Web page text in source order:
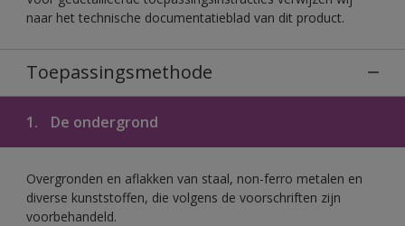
naar het technische documentatieblad van dit product.
Toepassingsmethode
1. De ondergrond
Overgronden en aflakken van staal, non-ferro metalen en
diverse kunststoffen, die volgens de voorschriften zijn
voorbehandeld.